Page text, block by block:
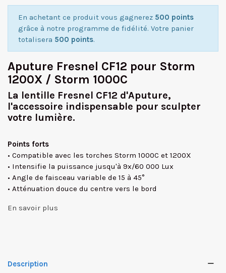
En achetant ce produit vous gagnerez 500 points
grâce à notre programme de fidélité. Votre panier
totalisera 500 points.
Aputure Fresnel CF12 pour Storm
1200X / Storm 1000C
La lentille Fresnel CF12 d'Aputure,
l'accessoire indispensable pour sculpter
votre lumière.
Points forts
• Compatible avec les torches Storm 1000C et 1200X
• Intensifie la puissance jusqu'à 9x/60 000 Lux
• Angle de faisceau variable de 15 à 45°
• Atténuation douce du centre vers le bord
En savoir plus
Description